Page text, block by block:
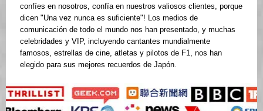
confíes en nosotros, confía en nuestros valiosos clientes, porque
dicen "Una vez nunca es suficiente"! Los medios de
comunicación de todo el mundo nos han presentado, y muchas
celebridades y VIP, incluyendo cantantes mundialmente
famosos, estrellas de cine, atletas y pilotos de F1, nos han
elegido para sus mejores recuerdos de Japón.